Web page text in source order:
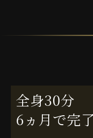
全身30分
6ヵ月で完